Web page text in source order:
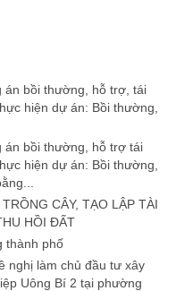
án bồi thường, hỗ trợ, tái
hiện dự án: Bồi thường,
án bồi thường, hỗ trợ tái
hiện dự án: Bồi thường,
CÂY, TẠO LẬP TÀI
HỒI ĐẤT
thành phố
nghị làm chủ đầu tư xây
Uông Bí 2 tại phường